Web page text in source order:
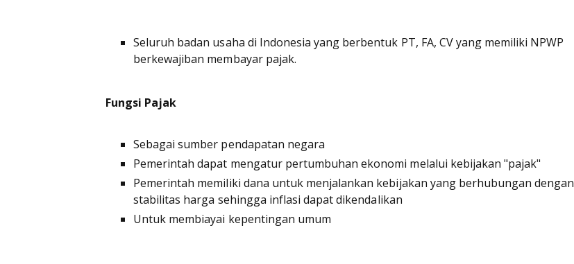
Seluruh badan usaha di Indonesia yang berbentuk PT, FA, CV yang memiliki NPWP
berkewajiban membayar pajak.
Fungsi Pajak
Sebagai sumber pendapatan negara
Pemerintah dapat mengatur pertumbuhan ekonomi melalui kebijakan "pajak"
Pemerintah memiliki dana untuk menjalankan kebijakan yang berhubungan dengan
stabilitas harga sehingga inflasi dapat dikendalikan
Untuk membiayai kepentingan umum